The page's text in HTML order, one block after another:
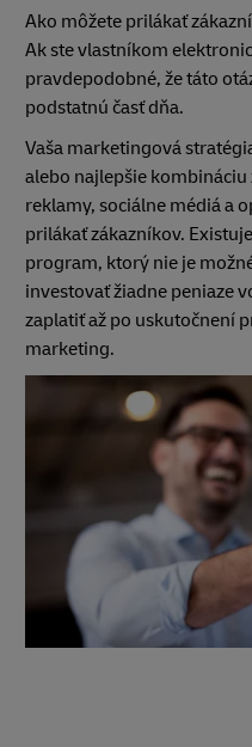
Ako môžete prilákať
Ak ste vlastníkom
pravdepodobné, že táto
podstatnú časť dňa.
Vaša marketingová
alebo najlepšie
reklamy, sociálne médiá a
prilákať zákazníkov.
program, ktorý nie je
investovať žiadne peniaze
zaplatiť až po uskutočnení
marketing.